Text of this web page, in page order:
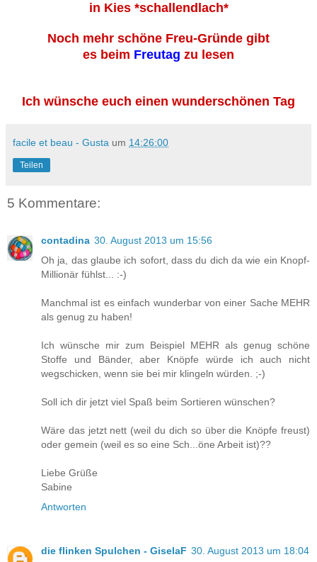
in Kies *schallendlach*
Noch mehr schöne Freu-Gründe gibt
es beim Freutag zu lesen
Ich wünsche euch einen wunderschönen Tag
facile et beau - Gusta um 14:26:00
Teilen
5 Kommentare:
contadina 30. August 2013 um 15:56
Oh ja, das glaube ich sofort, dass du dich da wie ein Knopf-
Millionär fühlst... :-)
Manchmal ist es einfach wunderbar von einer Sache MEHR
als genug zu haben!
Ich wünsche mir zum Beispiel MEHR als genug schöne
Stoffe und Bänder, aber Knöpfe würde ich auch nicht
wegschicken, wenn sie bei mir klingeln würden. ;-)
Soll ich dir jetzt viel Spaß beim Sortieren wünschen?
Wäre das jetzt nett (weil du dich so über die Knöpfe freust)
oder gemein (weil es so eine Sch...öne Arbeit ist)??
Liebe Grüße
Sabine
Antworten
die flinken Spulchen - GiselaF 30. August 2013 um 18:04